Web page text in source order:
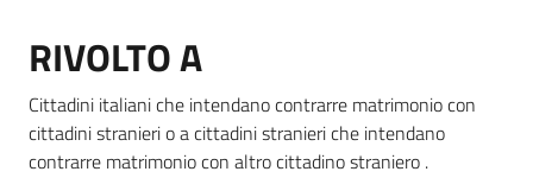
Informazioni
locali
RIVOLTO A
Cittadini italiani che intendano contrarre matrimonio con
cittadini stranieri o a cittadini stranieri che intendano
contrarre matrimonio con altro cittadino straniero .